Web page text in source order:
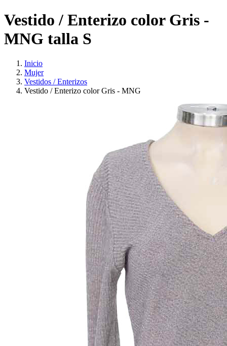
Vestido / Enterizo color Gris -
MNG talla S
Inicio
Mujer
Vestidos / Enterizos
Vestido / Enterizo color Gris - MNG